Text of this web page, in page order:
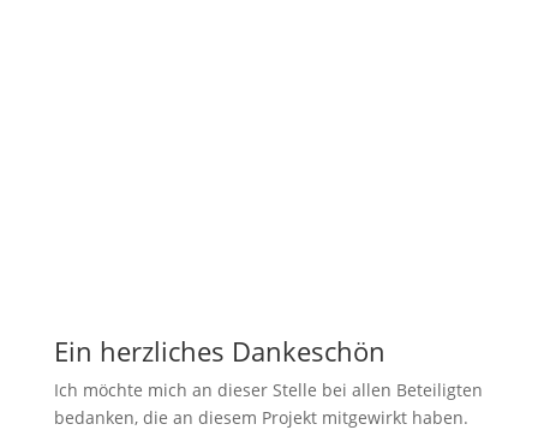
Ein herzliches Dankeschön
Ich möchte mich an dieser Stelle bei allen Beteiligten
bedanken, die an diesem Projekt mitgewirkt haben.